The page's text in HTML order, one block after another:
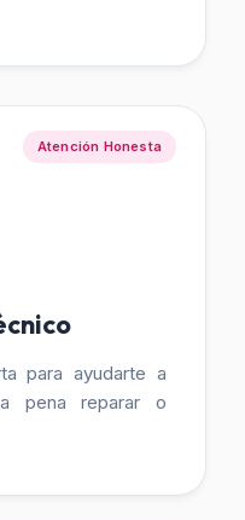
Atención Honesta
para ayudarte a
pena reparar o